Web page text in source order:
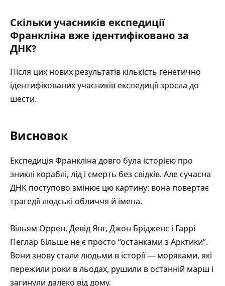
Скільки учасників експедиції
Франкліна вже ідентифіковано за
ДНК?
Після цих нових результатів кількість генетично
ідентифікованих учасників експедиції зросла до
шести.
Висновок
Експедиція Франкліна довго була історією про
зниклі кораблі, лід і смерть без свідків. Але сучасна
ДНК поступово змінює цю картину: вона повертає
трагедії людські обличчя й імена.
Вільям Оррен, Девід Янг, Джон Брідженс і Гаррі
Пеглар більше не є просто “останками з Арктики”.
Вони знову стали людьми в історії — моряками, які
пережили роки в льодах, рушили в останній марш і
загинули далеко від дому.